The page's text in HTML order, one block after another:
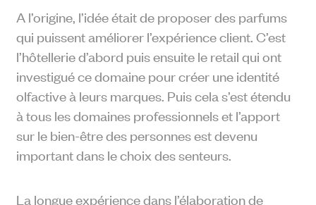
A l’origine, l’idée était de proposer des parfums
qui puissent améliorer l’expérience client. C’est
l’hôtellerie d’abord puis ensuite le retail qui ont
investigué ce domaine pour créer une identité
olfactive à leurs marques. Puis cela s’est étendu
à tous les domaines professionnels et l’apport
sur le bien-être des personnes est devenu
important dans le choix des senteurs.
La longue expérience dans l’élaboration de